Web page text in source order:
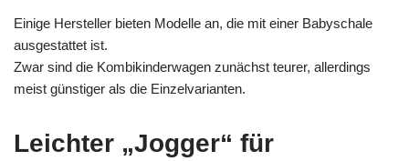
Einige Hersteller bieten Modelle an, die mit einer Babyschale
ausgestattet ist.
Zwar sind die Kombikinderwagen zunächst teurer, allerdings
meist günstiger als die Einzelvarianten.
Leichter „Jogger“ für